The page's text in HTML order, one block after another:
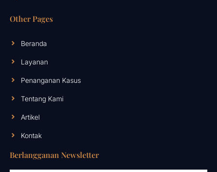
Other Pages
Beranda
Layanan
Penanganan Kasus
Tentang Kami
Artikel
Kontak
Berlangganan Newsletter